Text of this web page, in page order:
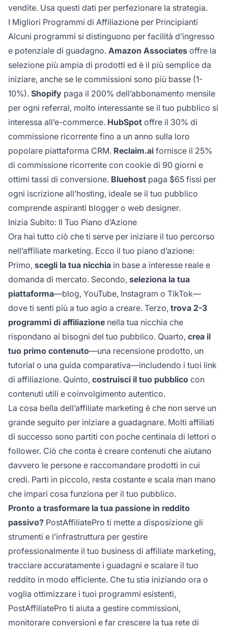
vendite. Usa questi dati per perfezionare la strategia.
I Migliori Programmi di Affiliazione per Principianti
Alcuni programmi si distinguono per facilità d’ingresso
e potenziale di guadagno. Amazon Associates offre la
selezione più ampia di prodotti ed è il più semplice da
iniziare, anche se le commissioni sono più basse (1-
10%). Shopify paga il 200% dell’abbonamento mensile
per ogni referral, molto interessante se il tuo pubblico si
interessa all’e-commerce. HubSpot offre il 30% di
commissione ricorrente fino a un anno sulla loro
popolare piattaforma CRM. Reclaim.ai fornisce il 25%
di commissione ricorrente con cookie di 90 giorni e
ottimi tassi di conversione. Bluehost paga $65 fissi per
ogni iscrizione all’hosting, ideale se il tuo pubblico
comprende aspiranti blogger o web designer.
Inizia Subito: Il Tuo Piano d’Azione
Ora hai tutto ciò che ti serve per iniziare il tuo percorso
nell’affiliate marketing. Ecco il tuo piano d’azione:
Primo, scegli la tua nicchia in base a interesse reale e
domanda di mercato. Secondo, seleziona la tua
piattaforma—blog, YouTube, Instagram o TikTok—
dove ti senti più a tuo agio a creare. Terzo, trova 2-3
programmi di affiliazione nella tua nicchia che
rispondano ai bisogni del tuo pubblico. Quarto, crea il
tuo primo contenuto—una recensione prodotto, un
tutorial o una guida comparativa—includendo i tuoi link
di affiliazione. Quinto, costruisci il tuo pubblico con
contenuti utili e coinvolgimento autentico.
La cosa bella dell’affiliate marketing è che non serve un
grande seguito per iniziare a guadagnare. Molti affiliati
di successo sono partiti con poche centinaia di lettori o
follower. Ciò che conta è creare contenuti che aiutano
davvero le persone e raccomandare prodotti in cui
credi. Parti in piccolo, resta costante e scala man mano
che impari cosa funziona per il tuo pubblico.
Pronto a trasformare la tua passione in reddito
passivo? PostAffiliatePro ti mette a disposizione gli
strumenti e l’infrastruttura per gestire
professionalmente il tuo business di affiliate marketing,
tracciare accuratamente i guadagni e scalare il tuo
reddito in modo efficiente. Che tu stia iniziando ora o
voglia ottimizzare i tuoi programmi esistenti,
PostAffiliatePro ti aiuta a gestire commissioni,
monitorare conversioni e far crescere la tua rete di